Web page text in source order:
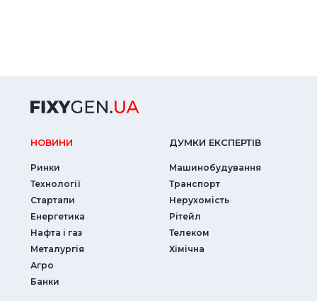
НОВИНИ
Ринки
Технології
Стартапи
Енергетика
Нафта і газ
Металургія
Агро
Банки
ДУМКИ ЕКСПЕРТIВ
Машинобудування
Транспорт
Нерухомість
Рітейл
Телеком
Хімічна